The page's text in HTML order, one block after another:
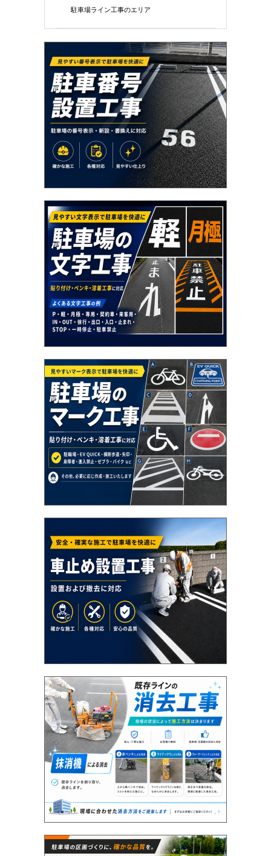
駐車場ライン工事のエリア